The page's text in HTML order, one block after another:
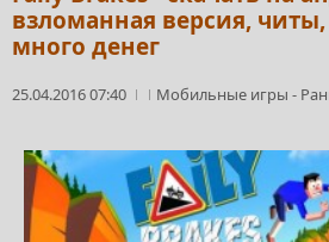
взломанная версия,
много денег
25.04.2016 07:40 Мобильные игры -